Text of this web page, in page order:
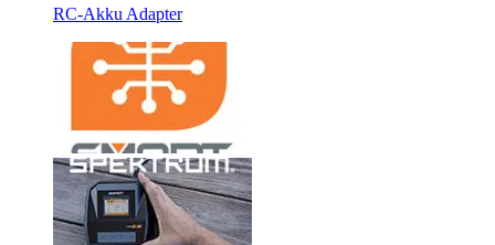
RC-Akku Adapter